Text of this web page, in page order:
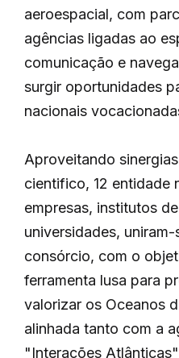
aeroespacial, com
agências ligadas ao
comunicação e
surgir oportunidades
nacionais
Aproveitando
cientifico, 12 entidade
empresas, institutos
universidades,
consórcio, com o
ferramenta lusa para
valorizar os Oceanos
alinhada tanto com a
"Interações